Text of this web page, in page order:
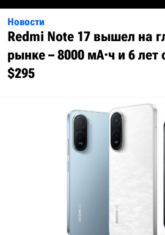
Новости
Redmi Note 17 вышел на
рынке – 8000 мА·ч и 6
$295